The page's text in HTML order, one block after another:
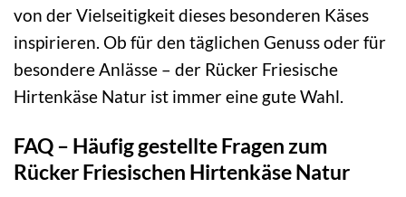
von der Vielseitigkeit dieses besonderen Käses
inspirieren. Ob für den täglichen Genuss oder für
besondere Anlässe – der Rücker Friesische
Hirtenkäse Natur ist immer eine gute Wahl.
FAQ – Häufig gestellte Fragen zum
Rücker Friesischen Hirtenkäse Natur